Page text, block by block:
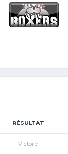
RÉSULTAT
Victoire